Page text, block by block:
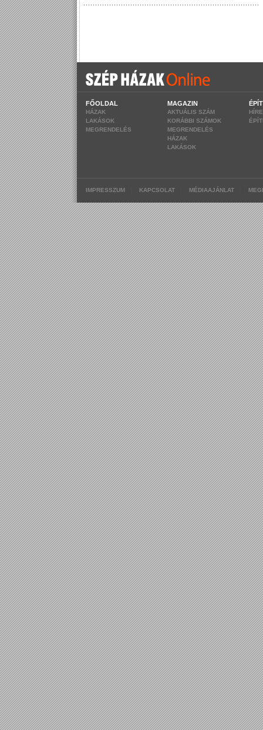
FŐOLDAL
HÁZAK
LAKÁSOK
MEGRENDELÉS
MAGAZIN
AKTUÁLIS SZÁM
KORÁBBI SZÁMOK
MEGRENDELÉS
HÁZAK
LAKÁSOK
IMPRESSZUM KAPCSOLAT MÉDIAAJÁNLAT